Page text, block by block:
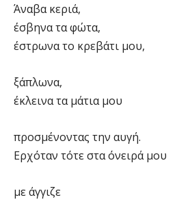
Άναβα κεριά,
έσβηνα τα φώτα,
έστρωνα το κρεβάτι μου,
ξάπλωνα,
έκλεινα τα μάτια μου
προσμένοντας την αυγή.
Ερχόταν τότε στα όνειρά μου
με άγγιζε